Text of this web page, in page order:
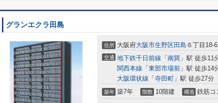
グランエクラ田島
住所 大阪府大阪市生野区田島 ６丁目18-6
交通 地下鉄千日前線 「 南巽 」駅 徒歩11
関西本線 「 東部市場前 」駅 徒歩14
大阪環状線 「 寺田町 」駅 徒歩27分
築年 築7年 階数 10階建 構造 鉄筋コ